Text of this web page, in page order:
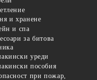
и хранене
и спа
за битова
уреди
пособия
при пожар,